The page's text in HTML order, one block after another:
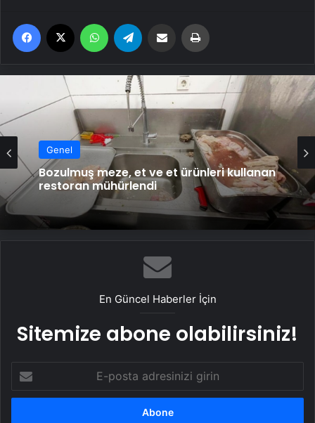
Facebook WhatsApp Email'den paylaş
Genel
Bozulmuş meze, et ve et ürünleri kullanan
restoran mühürlendi
En Güncel Haberler İçin
Sitemize abone olabilirsiniz!
posta
adresinizi